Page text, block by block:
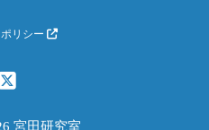
リシー
宮田研究室